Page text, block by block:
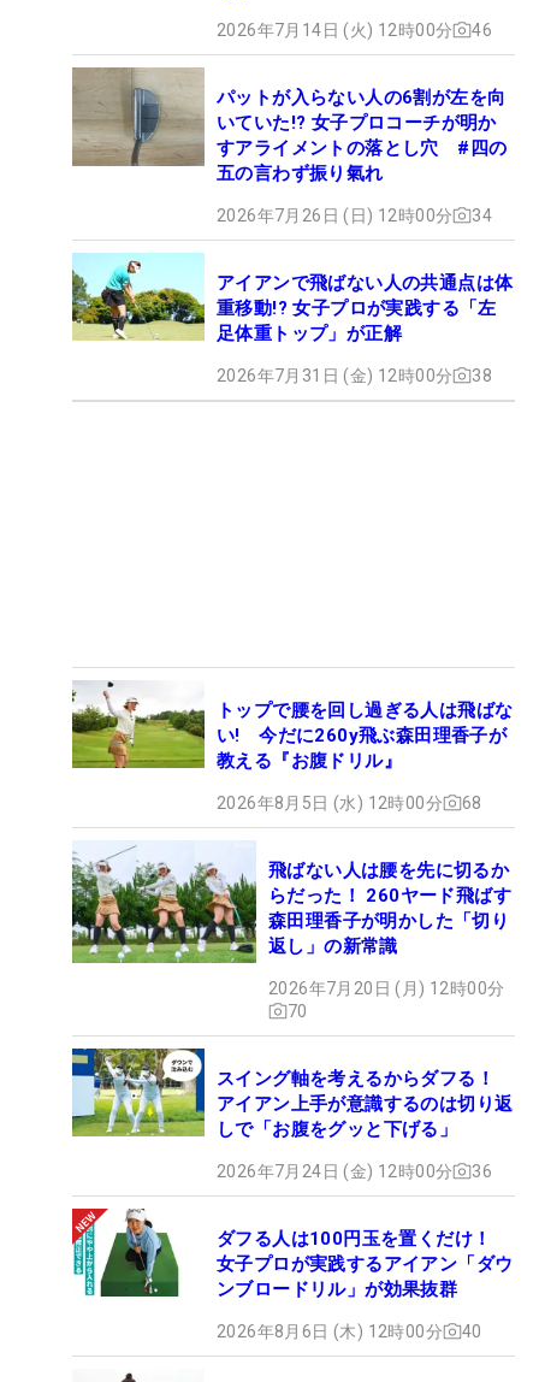
2026年7月14日 (火) 12時00分 46
パットが入らない人の6割が左を向
いていた!? 女子プロコーチが明か
すアライメントの落とし穴 #四の
五の言わず振り氣れ
2026年7月26日 (日) 12時00分 34
アイアンで飛ばない人の共通点は体
重移動!? 女子プロが実践する「左
足体重トップ」が正解
2026年7月31日 (金) 12時00分 38
トップで腰を回し過ぎる人は飛ばな
い! 今だに260y飛ぶ森田理香子が
教える『お腹ドリル』
2026年8月5日 (水) 12時00分 68
飛ばない人は腰を先に切るか
らだった！ 260ヤード飛ばす
森田理香子が明かした「切り
返し」の新常識
2026年7月20日 (月) 12時00分
70
スイング軸を考えるからダフる！
アイアン上手が意識するのは切り返
しで「お腹をグッと下げる」
2026年7月24日 (金) 12時00分 36
ダフる人は100円玉を置くだけ！
女子プロが実践するアイアン「ダウ
ンブロードリル」が効果抜群
2026年8月6日 (木) 12時00分 40